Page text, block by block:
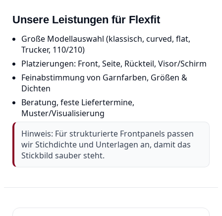
Unsere Leistungen für Flexfit
Große Modellauswahl (klassisch, curved, flat,
Trucker, 110/210)
Platzierungen: Front, Seite, Rückteil, Visor/Schirm
Feinabstimmung von Garnfarben, Größen &
Dichten
Beratung, feste Liefertermine,
Muster/Visualisierung
Hinweis: Für strukturierte Frontpanels passen
wir Stichdichte und Unterlagen an, damit das
Stickbild sauber steht.